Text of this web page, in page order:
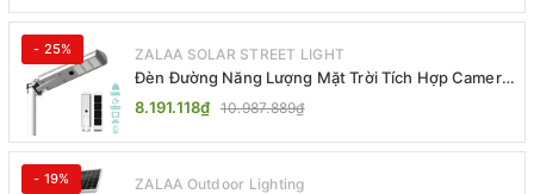
- 25% ZALAA SOLAR STREET LIGHT
Đèn Đường Năng Lượng Mặt Trời Tích Hợp Camera
ZALAA ZL-BJ04-CCTV (80W, IP65)
8.191.118₫ 10.987.889₫
- 19% ZALAA Outdoor Lighting